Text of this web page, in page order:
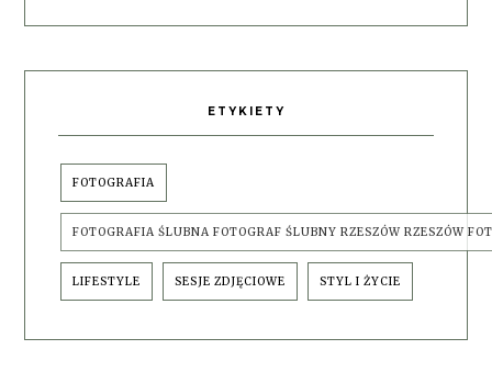
ETYKIETY
FOTOGRAFIA
FOTOGRAFIA ŚLUBNA FOTOGRAF ŚLUBNY RZESZÓW RZESZÓW
LIFESTYLE SESJE ZDJĘCIOWE STYL I ŻYCIE